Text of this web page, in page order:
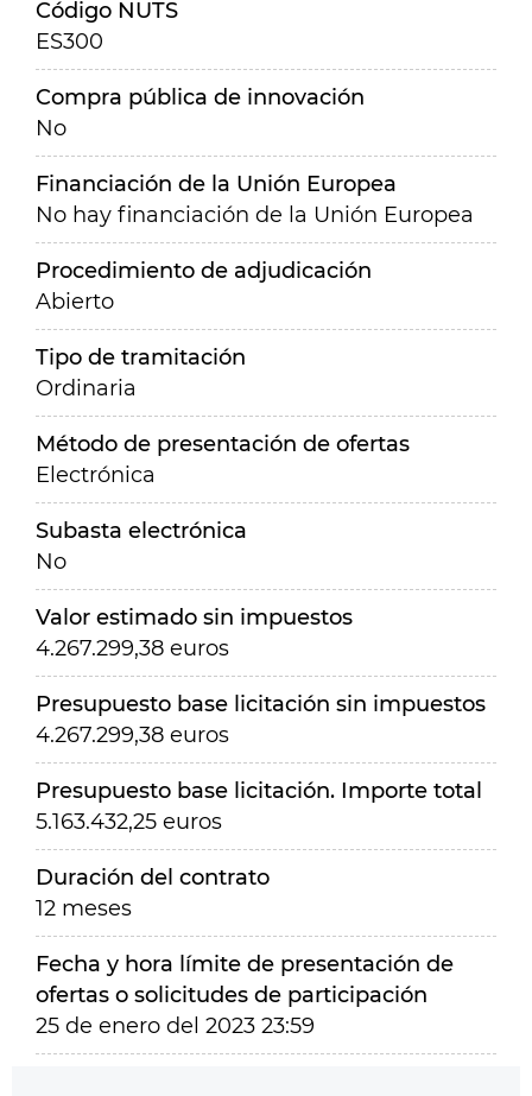
Código NUTS
ES300
Compra pública de innovación
No
Financiación de la Unión Europea
No hay financiación de la Unión Europea
Procedimiento de adjudicación
Abierto
Tipo de tramitación
Ordinaria
Método de presentación de ofertas
Electrónica
Subasta electrónica
No
Valor estimado sin impuestos
4.267.299,38 euros
Presupuesto base licitación sin impuestos
4.267.299,38 euros
Presupuesto base licitación. Importe total
5.163.432,25 euros
Duración del contrato
12 meses
Fecha y hora límite de presentación de
ofertas o solicitudes de participación
25 de enero del 2023 23:59